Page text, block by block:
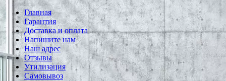
Главная
Гарантия
Доставка и оплата
Напишите нам
Наш адрес
Отзывы
Утилизация
Самовывоз